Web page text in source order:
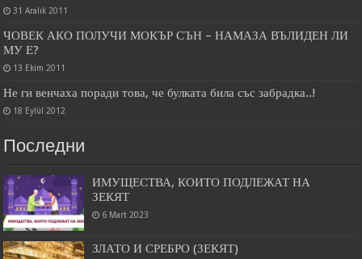
31 Aralık 2011
ЧОВЕК АКО ПОЛУЧИ МОКЪР СЪН – НАМАЗА ВЪЛИДЕН ЛИ
МУ Е?
13 Ekim 2011
Не ги венчаха поради това, че булката била със забрадка..!
18 Eylül 2012
Последни
ИМУЩЕСТВА, КОИТО ПОДЛЕЖАТ НА
ЗЕКЯТ
6 Mart 2023
ЗЛАТО И СРЕБРО (ЗЕКЯТ)